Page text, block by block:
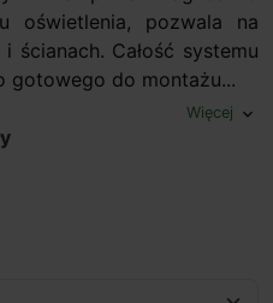
oświetlenia, pozwala na
ścianach. Całość systemu
gotowego do montażu...
Więcej expand_more